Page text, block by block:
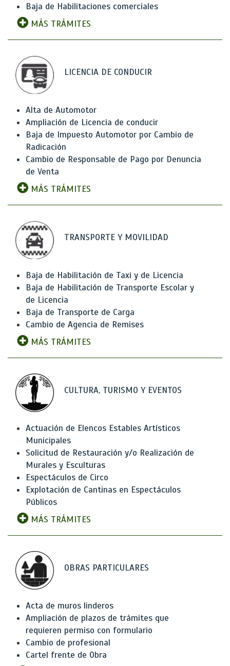
Baja de Habilitaciones comerciales
MÁS TRÁMITES
LICENCIA DE CONDUCIR
Alta de Automotor
Ampliación de Licencia de conducir
Baja de Impuesto Automotor por Cambio de
Radicación
Cambio de Responsable de Pago por Denuncia
de Venta
MÁS TRÁMITES
TRANSPORTE Y MOVILIDAD
Baja de Habilitación de Taxi y de Licencia
Baja de Habilitación de Transporte Escolar y
de Licencia
Baja de Transporte de Carga
Cambio de Agencia de Remises
MÁS TRÁMITES
CULTURA, TURISMO Y EVENTOS
Actuación de Elencos Estables Artísticos
Municipales
Solicitud de Restauración y/o Realización de
Murales y Esculturas
Espectáculos de Circo
Explotación de Cantinas en Espectáculos
Públicos
MÁS TRÁMITES
OBRAS PARTICULARES
Acta de muros linderos
Ampliación de plazos de trámites que
requieren permiso con formulario
Cambio de profesional
Cartel frente de Obra